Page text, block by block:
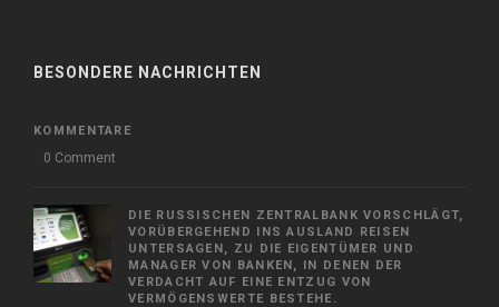
BESONDERE NACHRICHTEN
KOMMENTARE
0 Comment
DIE RUSSISCHEN ZENTRALBANK VORSCHLÄGT,
VORÜBERGEHEND INS AUSLAND REISEN
UNTERSAGEN, ZU DIE EIGENTÜMER UND
MANAGER VON BANKEN, IN DENEN DER
VERDACHT AUF EINE ENTZUG VON
VERMÖGENSWERTE BESTEHE.